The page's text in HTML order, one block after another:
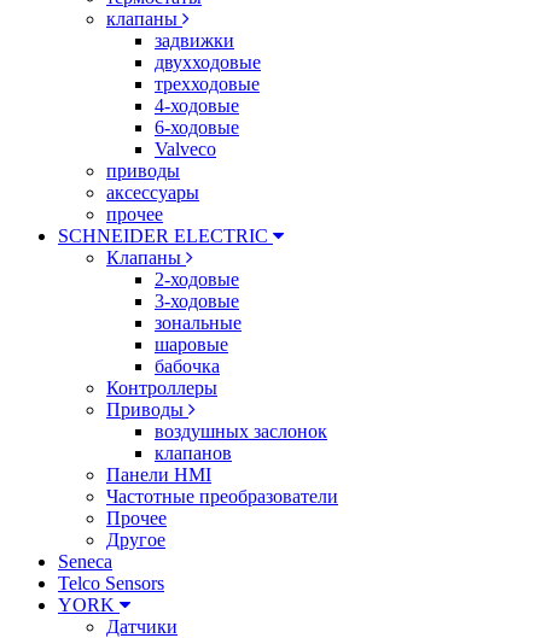
клапаны
задвижки
двухходовые
трехходовые
4-ходовые
6-ходовые
Valveco
приводы
аксессуары
прочее
SCHNEIDER ELECTRIC
Клапаны
2-ходовые
3-ходовые
зональные
шаровые
бабочка
Контроллеры
Приводы
воздушных заслонок
клапанов
Панели HMI
Частотные преобразователи
Прочее
Другое
Seneca
Telco Sensors
YORK
Датчики